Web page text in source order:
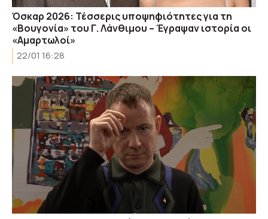
Όσκαρ 2026: Τέσσερις υποψηφιότητες για τη
«Βουγονία» του Γ. Λάνθιμου – Έγραψαν ιστορία οι
«Αμαρτωλοί»
22/01 16:28